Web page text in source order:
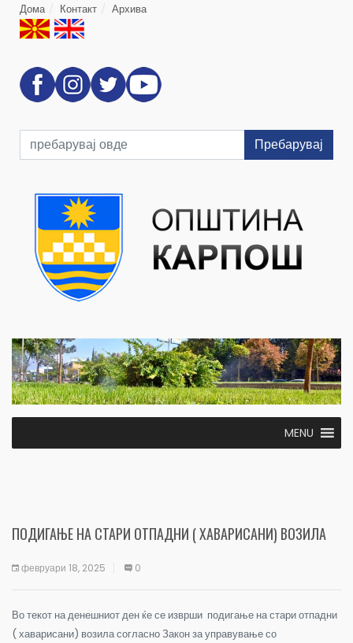
Дома Контакт Архива
Пребарувај
MENU
ПОДИГАЊЕ НА СТАРИ ОТПАДНИ ( ХАВАРИСАНИ) ВОЗИЛА
февруари 18, 2025 0
Во текот на денешниот ден ќе се изврши подигање на стари отпадни
( хаварисани) возила согласно Закон за управување со